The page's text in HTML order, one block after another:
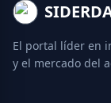
El portal líder en
y el mercado del